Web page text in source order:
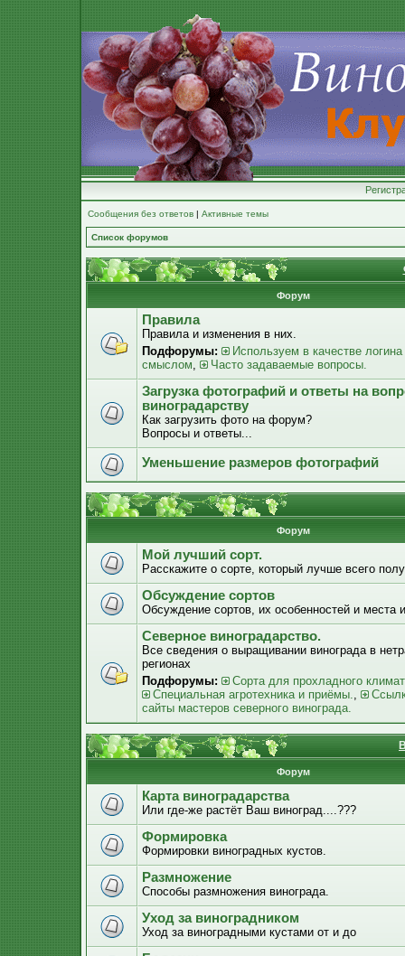
Сообщения без ответов | Активные темы
Список форумов
Форум
Правила
Правила и изменения в них.
Подфорумы:
Используем в качестве
смыслом, Часто задаваемые вопросы.
Загрузка фотографий и ответы на
виноградарству
Как загрузить фото на форум?
Вопросы и ответы...
Уменьшение размеров фотографий
Форум
Мой лучший сорт.
Расскажите о сорте, который лучше всего
Обсуждение сортов
Обсуждение сортов, их особенностей и места
Северное виноградарство.
Все сведения о выращивании винограда в
регионах
Подфорумы:
Сорта для прохладного
Специальная агротехника и приёмы.,
сайты мастеров северного винограда.
Форум
Карта виноградарства
Или где-же растёт Ваш виноград....???
Формировка
Формировки виноградных кустов.
Размножение
Способы размножения винограда.
Уход за виноградником
Уход за виноградными кустами от и до